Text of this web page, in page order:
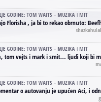
GODINE: TOM WAITS – MUZIKA I MIT
Florisha , ja bi to rekao obrnuto: Beefheart je za Waitsa, isto sto i
GODINE: TOM WAITS – MUZIKA I MIT
vejts i mark i smit... ljudi koji bi muzici više doprineli da su radili
GODINE: TOM WAITS – MUZIKA I MIT
o autovanju je upućen Aci, i odnosi se na ono drugo